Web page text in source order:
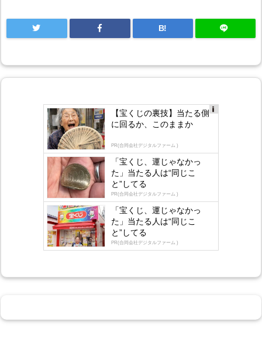
B!
gly
【宝くじの裏技】当たる側
に回るか、このままか
PR(合同会社デジタルファーム )
「宝くじ、運じゃなかっ
た」当たる人は“同じこ
と”してる
PR(合同会社デジタルファーム )
「宝くじ、運じゃなかっ
た」当たる人は“同じこ
と”してる
PR(合同会社デジタルファーム )